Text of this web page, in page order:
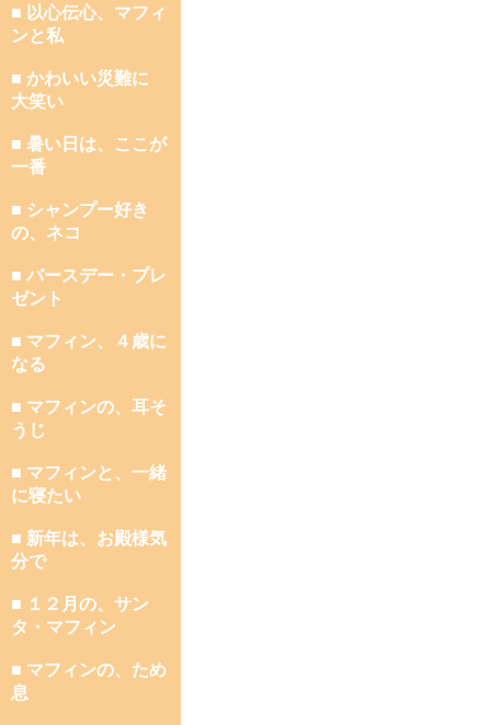
■ 以心伝心、マフィ
ンと私
■ かわいい災難に
大笑い
■ 暑い日は、ここが
一番
■ シャンプー好き
の、ネコ
■ バースデー・プレ
ゼント
■ マフィン、４歳に
なる
■ マフィンの、耳そ
うじ
■ マフィンと、一緒
に寝たい
■ 新年は、お殿様気
分で
■ １２月の、サン
タ・マフィン
■ マフィンの、ため
息